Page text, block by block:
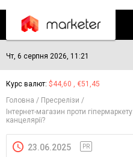
Чт, 6 серпня 2026, 11:21
Курс валют: $44,60 , €51,45
Головна
Пресрелізи
Інтернет-магазин проти
канцелярії?
23.06.2025 PR